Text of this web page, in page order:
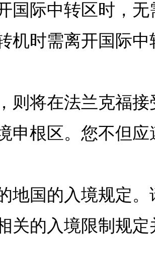
国际中转区时，
机时需离开国际
则将在法兰克福
申根区。您不但
地国的入境规定
关的入境限制规